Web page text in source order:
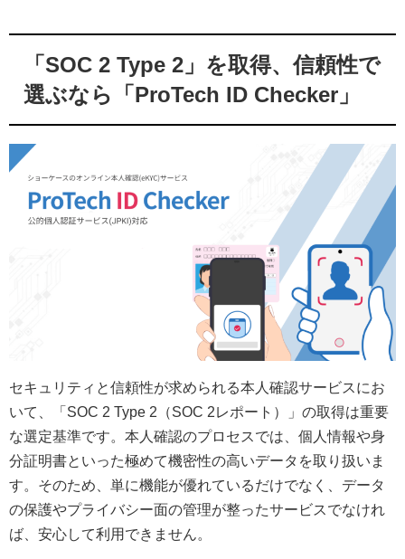
「SOC 2 Type 2」を取得、信頼性で
選ぶなら「ProTech ID Checker」
セキュリティと信頼性が求められる本人確認サービスにお
いて、「SOC 2 Type 2（SOC 2レポート）」の取得は重要
な選定基準です。本人確認のプロセスでは、個人情報や身
分証明書といった極めて機密性の高いデータを取り扱いま
す。そのため、単に機能が優れているだけでなく、データ
の保護やプライバシー面の管理が整ったサービスでなけれ
ば、安心して利用できません。